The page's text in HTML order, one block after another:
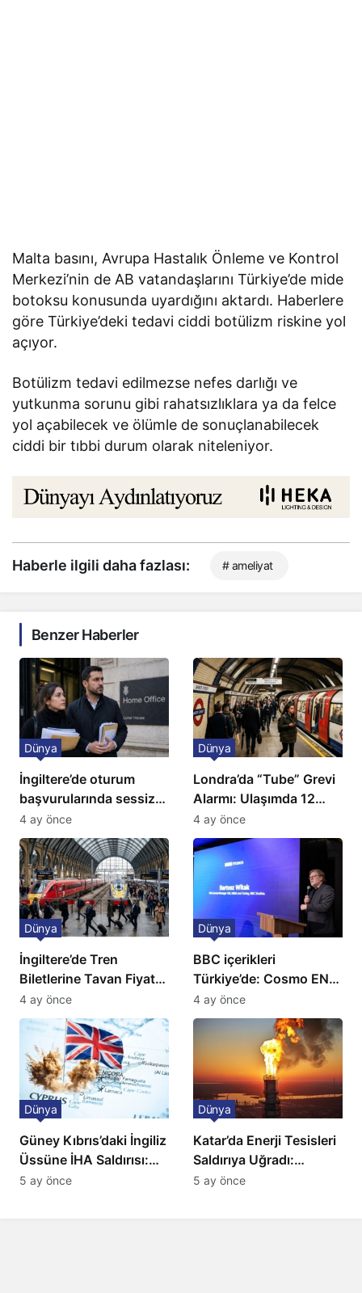
Malta basını, Avrupa Hastalık Önleme ve Kontrol
Merkezi’nin de AB vatandaşlarını Türkiye’de mide
botoksu konusunda uyardığını aktardı. Haberlere
göre Türkiye’deki tedavi ciddi botülizm riskine yol
açıyor.
Botülizm tedavi edilmezse nefes darlığı ve
yutkunma sorunu gibi rahatsızlıklara ya da felce
yol açabilecek ve ölümle de sonuçlanabilecek
ciddi bir tıbbi durum olarak niteleniyor.
Haberle ilgili daha fazlası: # ameliyat
Benzer Haberler
İngiltere’de oturum
başvurularında sessiz
kriz: Büyükelçilikten
açıklama!
Dünya
4 ay önce
Londra’da “Tube” Grevi
Alarmı: Ulaşımda 12
Günlük Kaos Kapıda
Dünya
4 ay önce
İngiltere’de Tren
Biletlerine Tavan Fiyat:
Ulaşımda Yeni
Düzenleme
Dünya
4 ay önce
BBC içerikleri
Türkiye’de: Cosmo EN
ve BBC Player yayında
Dünya
4 ay önce
Güney Kıbrıs’daki İngiliz
Üssüne İHA Saldırısı:
Patlama, Sirenler ve
Dünya
5 ay önce
Katar’da Enerji Tesisleri
Saldırıya Uğradı:
Avrupa’da Doğalgaz
Dünya
5 ay önce